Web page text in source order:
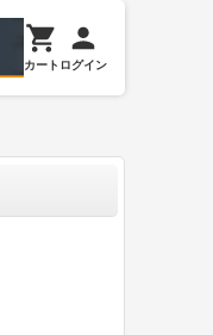
カート ログイン